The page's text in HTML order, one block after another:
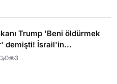
Trump 'Beni öldürmek
demişti! İsrail'in...
0 3